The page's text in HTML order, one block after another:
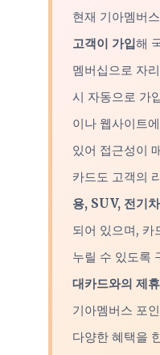
현재 기아멤버
고객이 가입해
멤버십으로 자
시 자동으로 가
이나 웹사이트
있어 접근성이
카드도 고객의
용, SUV, 전기
되어 있으며, 카
누릴 수 있도록
대카드와의 제휴
기아멤버스 포
다양한 혜택을